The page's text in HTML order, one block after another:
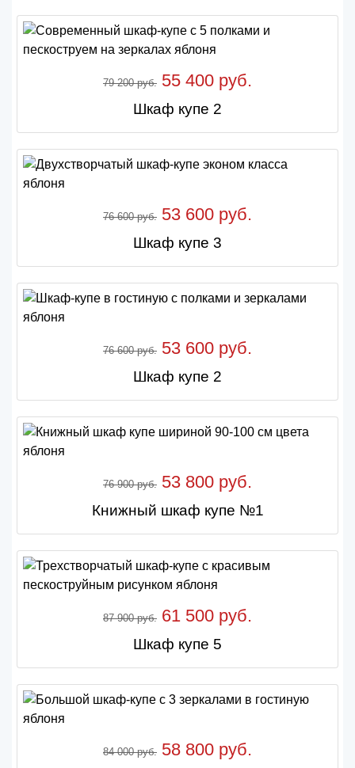
79 200 руб. 55 400 руб.
Шкаф купе 2
76 600 руб. 53 600 руб.
Шкаф купе 3
76 600 руб. 53 600 руб.
Шкаф купе 2
76 900 руб. 53 800 руб.
Книжный шкаф купе №1
87 900 руб. 61 500 руб.
Шкаф купе 5
84 000 руб. 58 800 руб.